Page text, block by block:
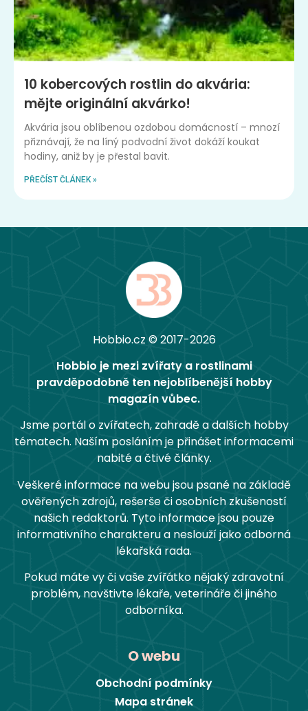
10 kobercových rostlin do akvária:
mějte originální akvárko!
Akvária jsou oblíbenou ozdobou domácností – mnozí
přiznávají, že na líný podvodní život dokáží koukat
hodiny, aniž by je přestal bavit.
PŘEČÍST ČLÁNEK »
Hobbio.cz © 2017-2026
Hobbio je mezi zvířaty a rostlinami
pravděpodobně ten nejoblíbenější hobby
magazín vůbec.
Jsme portál o zvířatech, zahradě a dalších hobby
tématech. Naším posláním je přinášet informacemi
nabité a čtivé články.
Veškeré informace na webu jsou psané na základě
ověřených zdrojů, rešerše či osobních zkušeností
našich redaktorů. Tyto informace jsou pouze
informativního charakteru a neslouží jako odborná
lékařská rada.
Pokud máte vy či vaše zvířátko nějaký zdravotní
problém, navštivte lékaře, veterináře či jiného
odborníka.
O webu
Obchodní podmínky
Mapa stránek